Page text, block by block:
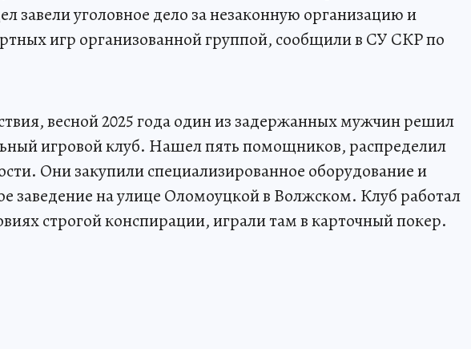
завели уголовное дело за незаконную организацию и
игр организованной группой, сообщили в СУ СКР по
весной 2025 года один из задержанных мужчин решил
игровой клуб. Нашел пять помощников, распределил
Они закупили специализированное оборудование и
заведение на улице Оломоуцкой в Волжском. Клуб работал
строгой конспирации, играли там в карточный покер.